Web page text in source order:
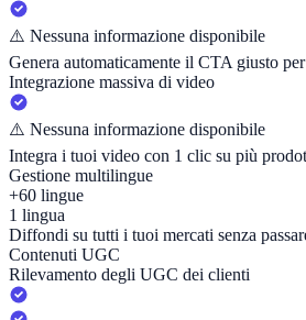
⚠️ Nessuna informazione disponibile
Genera automaticamente il CTA giusto
Integrazione massiva di video
⚠️ Nessuna informazione disponibile
Integra i tuoi video con 1 clic su più
Gestione multilingue
+60 lingue
1 lingua
Diffondi su tutti i tuoi mercati senza
Contenuti UGC
Rilevamento degli UGC dei clienti